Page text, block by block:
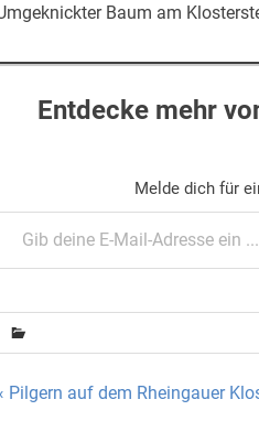
Baum am
Entdecke mehr
Melde dich für
E-Mail-Adresse ein ...
Pilgern auf dem Rheingauer